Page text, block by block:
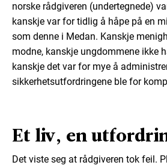
norske rådgiveren (undertegnede)
kanskje var for tidlig å håpe på en
som denne i Medan. Kanskje
modne, kanskje ungdommene ikke
kanskje det var for mye å
sikkerhetsutfordringene ble for
Et liv, en
Det viste seg at rådgiveren tok feil.